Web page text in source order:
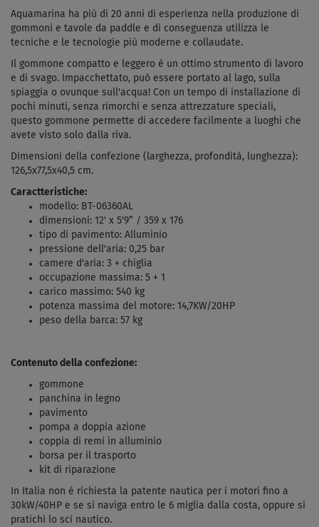
Aquamarina ha più di 20 anni di esperienza nella produzione di
gommoni e tavole da paddle e di conseguenza utilizza le
tecniche e le tecnologie più moderne e collaudate.
Il gommone compatto e leggero è un ottimo strumento di lavoro
e di svago. Impacchettato, può essere portato al lago, sulla
spiaggia o ovunque sull'acqua! Con un tempo di installazione di
pochi minuti, senza rimorchi e senza attrezzature speciali,
questo gommone permette di accedere facilmente a luoghi che
avete visto solo dalla riva.
Dimensioni della confezione (larghezza, profondità, lunghezza):
126,5x77,5x40,5 cm.
Caractteristiche:
modello: BT-06360AL
dimensioni: 12' x 5'9” / 359 x 176
tipo di pavimento: Alluminio
pressione dell'aria: 0,25 bar
camere d'aria: 3 + chiglia
occupazione massima: 5 + 1
carico massimo: 540 kg
potenza massima del motore: 14,7KW/20HP
peso della barca: 57 kg
Contenuto della confezione:
gommone
panchina in legno
pavimento
pompa a doppia azione
coppia di remi in alluminio
borsa per il trasporto
kit di riparazione
In Italia non è richiesta la patente nautica per i motori fino a
30kW/40HP e se si naviga entro le 6 miglia dalla costa, oppure si
pratichi lo sci nautico.